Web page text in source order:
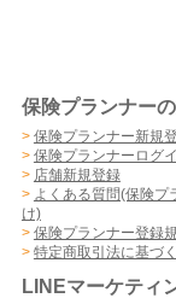
保険プランナー
> 保険プランナー新規
> 保険プランナーログ
> 店舗新規登録
> よくある質問(保険プ
け)
> 保険プランナー登録
> 特定商取引法に基づ
LINEマーケティ